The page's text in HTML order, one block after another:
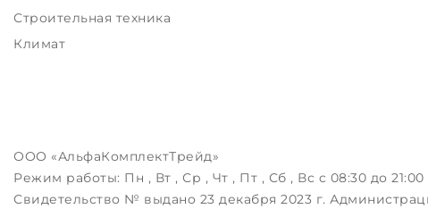
Строительная техника
Климат
ООО «АльфаКомплектТрейд»
Режим работы: Пн , Вт , Ср , Чт , Пт , Сб , Вс c 08:30 до 21:00
Свидетельство № выдано 23 декабря 2023 г.